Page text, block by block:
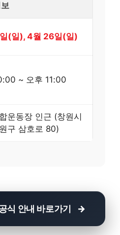
(일), 4월 26일(일)
~ 오후 11:00
운동장 인근 (창원시
구 삼호로 80)
식 안내 바로가기